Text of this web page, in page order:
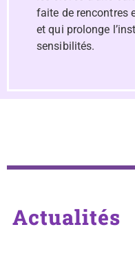
faite de rencontres
et qui prolonge
sensibilités.
Actualités